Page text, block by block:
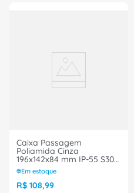
Caixa Passagem
Poliamida Cinza
196x142x84 mm IP-55 S306
Steck
Em estoque
R$ 108,99